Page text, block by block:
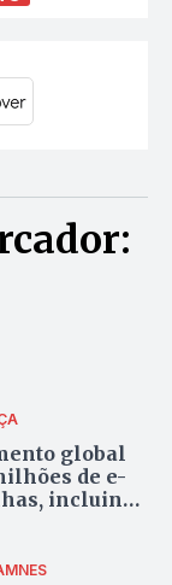
global
de e-
incluindo